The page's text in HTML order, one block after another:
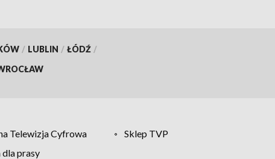
/ LUBLIN / ŁÓDŹ /
Telewizja Cyfrowa
Sklep TVP
prasy